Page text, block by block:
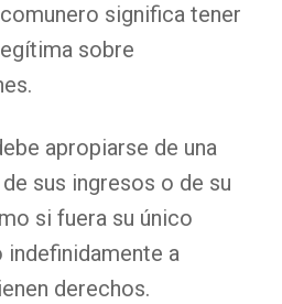
significa tener
sobre
apropiarse de una
sus ingresos o de su
si fuera su único
indefinidamente a
derechos.